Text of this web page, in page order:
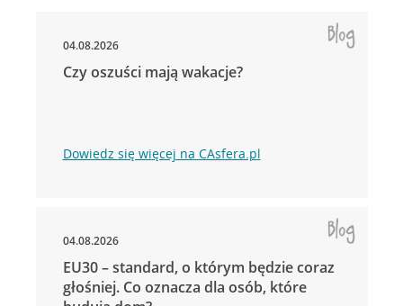
04.08.2026
Czy oszuści mają wakacje?
Dowiedz się więcej na CAsfera.pl
04.08.2026
EU30 – standard, o którym będzie coraz
głośniej. Co oznacza dla osób, które